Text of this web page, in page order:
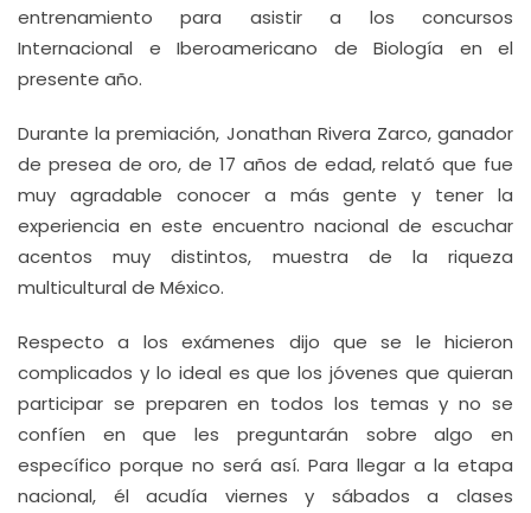
entrenamiento para asistir a los concursos
Internacional e Iberoamericano de Biología en el
presente año.
Durante la premiación, Jonathan Rivera Zarco, ganador
de presea de oro, de 17 años de edad, relató que fue
muy agradable conocer a más gente y tener la
experiencia en este encuentro nacional de escuchar
acentos muy distintos, muestra de la riqueza
multicultural de México.
Respecto a los exámenes dijo que se le hicieron
complicados y lo ideal es que los jóvenes que quieran
participar se preparen en todos los temas y no se
confíen en que les preguntarán sobre algo en
específico porque no será así. Para llegar a la etapa
nacional, él acudía viernes y sábados a clases